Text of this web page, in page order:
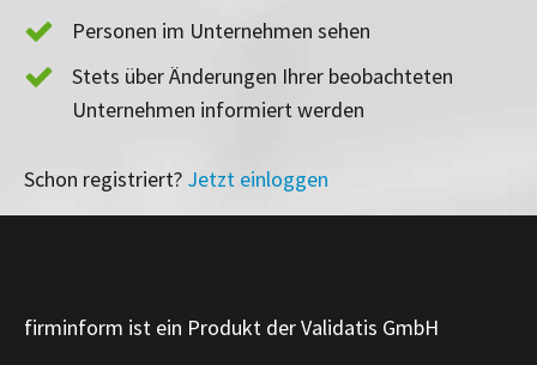
Personen im Unternehmen sehen
Stets über Änderungen Ihrer beobachteten
Unternehmen informiert werden
Schon registriert? Jetzt einloggen
firminform ist ein Produkt der Validatis GmbH